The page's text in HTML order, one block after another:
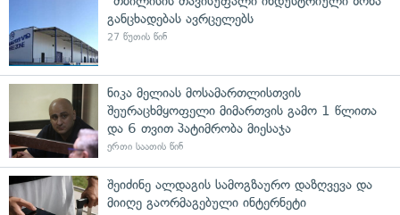
განცხადებას ავრცელებს
27 წუთის წინ
ნიკა მელიას მოსამართლისთვის
შეურაცხმყოფელი მიმართვის გამო 1 წლითა
და 6 თვით პატიმრობა მიესაჯა
ერთი საათის წინ
შეიძინე ალდაგის სამოგზაურო დაზღვევა და
მიიღე გაორმაგებული ინტერნეტი